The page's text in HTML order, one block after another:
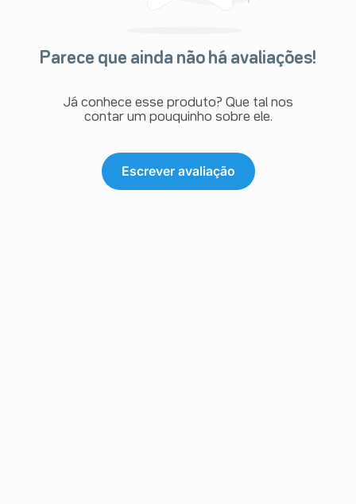
Parece que ainda não há avaliações!
Já conhece esse produto? Que tal nos
contar um pouquinho sobre ele.
Escrever avaliação